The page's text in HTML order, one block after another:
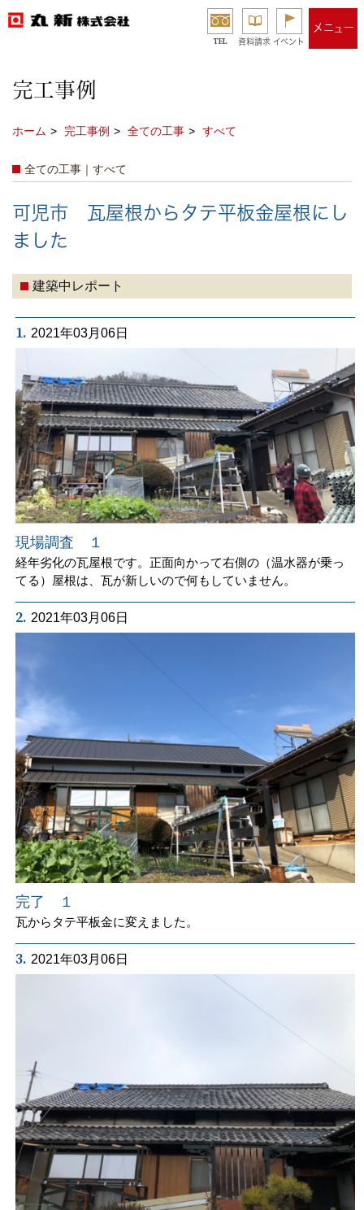
TEL 資料請求 イベント
メニュー
完工事例
ホーム 完工事例 全ての工事 すべて
全ての工事｜すべて
可児市 瓦屋根からタテ平板金屋根にし
ました
建築中レポート
1. 2021年03月06日
現場調査 １
経年劣化の瓦屋根です。正面向かって右側の（温水器が乗っ
てる）屋根は、瓦が新しいので何もしていません。
2. 2021年03月06日
完了 １
瓦からタテ平板金に変えました。
3. 2021年03月06日